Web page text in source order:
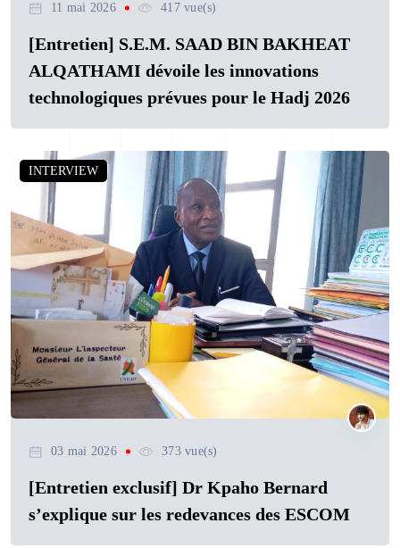
11 mai 2026 417 vue(s)
[Entretien] S.E.M. SAAD BIN BAKHEAT
ALQATHAMI dévoile les innovations
technologiques prévues pour le Hadj 2026
INTERVIEW
03 mai 2026 373 vue(s)
[Entretien exclusif] Dr Kpaho Bernard
s’explique sur les redevances des ESCOM